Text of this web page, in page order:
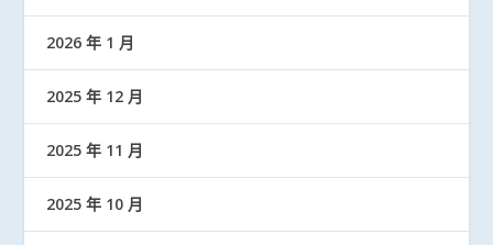
2026 年 1 月
2025 年 12 月
2025 年 11 月
2025 年 10 月